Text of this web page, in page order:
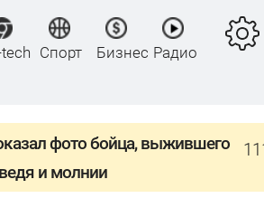
Спорт Бизнес Радио
фото бойца, выжившего
и молнии